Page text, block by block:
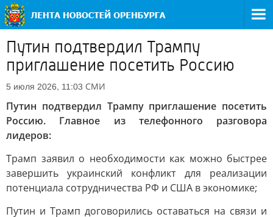
Путин подтвердил Трампу
приглашение посетить Россию
5 июля 2026, 11:03 СМИ
Путин подтвердил Трампу приглашение посетить
Россию. Главное из телефонного разговора
лидеров:
Трамп заявил о необходимости как можно быстрее
завершить украинский конфликт для реализации
потенциала сотрудничества РФ и США в экономике;
Путин и Трамп договорились оставаться на связи и